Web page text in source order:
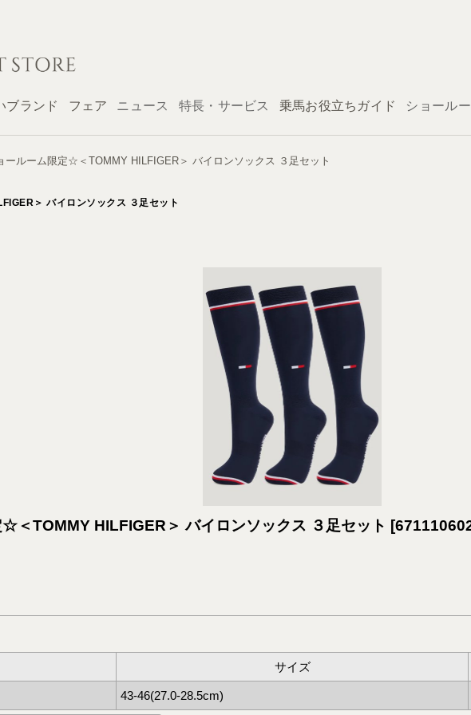
ブランド フェア ニュース 特長・サービス 乗馬お役立ちガイド ショール
ルーム限定☆＜TOMMY HILFIGER＞ バイロンソックス ３足セット
＞ バイロンソックス ３足セット
＜TOMMY HILFIGER＞ バイロンソックス ３足セット [
サイズ
43-46(27.0-28.5cm)